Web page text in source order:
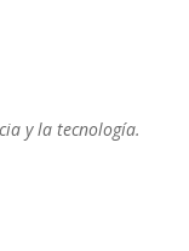
y la tecnología.